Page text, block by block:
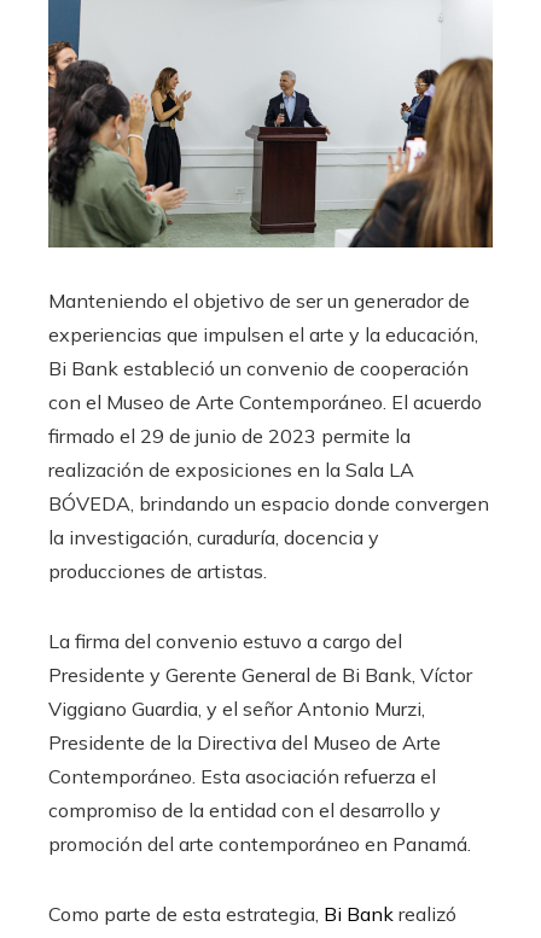
Manteniendo el objetivo de ser un generador de
experiencias que impulsen el arte y la educación,
Bi Bank estableció un convenio de cooperación
con el Museo de Arte Contemporáneo. El acuerdo
firmado el 29 de junio de 2023 permite la
realización de exposiciones en la Sala LA
BÓVEDA, brindando un espacio donde convergen
la investigación, curaduría, docencia y
producciones de artistas.
La firma del convenio estuvo a cargo del
Presidente y Gerente General de Bi Bank, Víctor
Viggiano Guardia, y el señor Antonio Murzi,
Presidente de la Directiva del Museo de Arte
Contemporáneo. Esta asociación refuerza el
compromiso de la entidad con el desarrollo y
promoción del arte contemporáneo en Panamá.
Como parte de esta estrategia, Bi Bank realizó